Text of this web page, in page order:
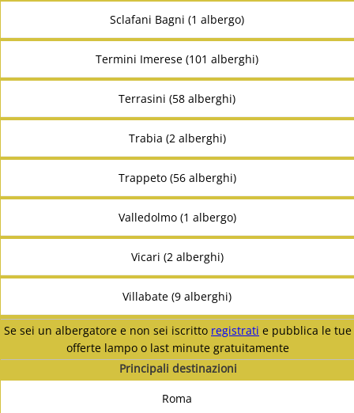
Sclafani Bagni (1 albergo)
Termini Imerese (101 alberghi)
Terrasini (58 alberghi)
Trabia (2 alberghi)
Trappeto (56 alberghi)
Valledolmo (1 albergo)
Vicari (2 alberghi)
Villabate (9 alberghi)
Se sei un albergatore e non sei iscritto registrati e pubblica le tue
offerte lampo o last minute gratuitamente
Principali destinazioni
Roma